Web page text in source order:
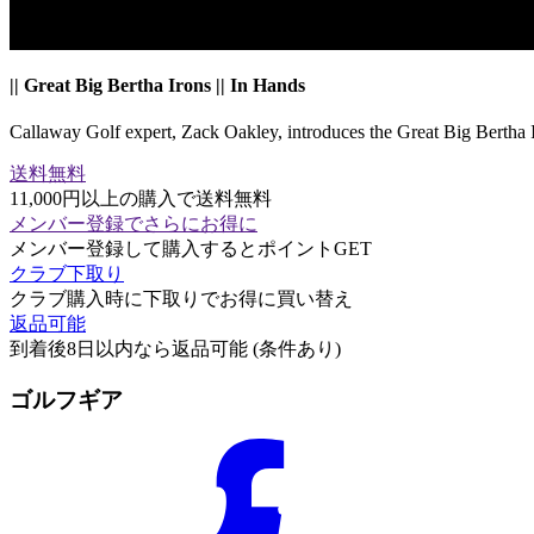
|| Great Big Bertha Irons || In Hands
Callaway Golf expert, Zack Oakley, introduces the Great Big Bertha
送料無料
11,000円以上の購入で送料無料
メンバー登録でさらにお得に
メンバー登録して購入するとポイントGET
クラブ下取り
クラブ購入時に下取りでお得に買い替え
返品可能
到着後8日以内なら返品可能 (条件あり)
ゴルフギア